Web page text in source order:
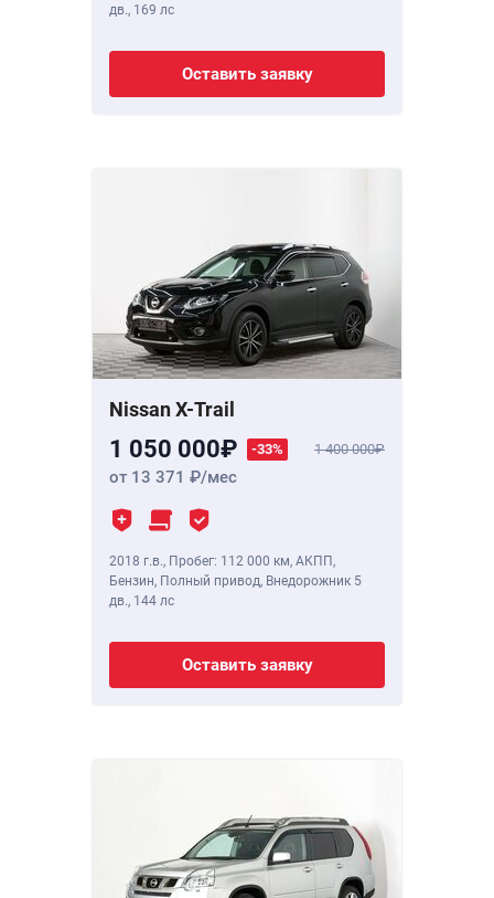
дв., 169 лс
Оставить заявку
Nissan X-Trail
1 050 000 -33% 1 400 000
от 13 371 /мес
2018 г.в., Пробег: 112 000 км, АКПП,
Бензин, Полный привод, Внедорожник 5
дв., 144 лс
Оставить заявку